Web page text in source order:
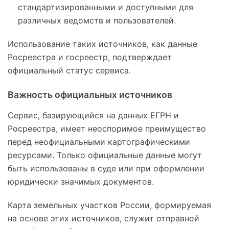
стандартизированными и доступными для
различных ведомств и пользователей.
Использование таких источников, как данные
Росреестра и госреестр, подтверждает
официальный статус сервиса.
Важность официальных источников
Сервис, базирующийся на данных ЕГРН и
Росреестра, имеет неоспоримое преимущество
перед неофициальными картографическими
ресурсами. Только официальные данные могут
быть использованы в суде или при оформлении
юридически значимых документов.
Карта земельных участков России, формируемая
на основе этих источников, служит отправной